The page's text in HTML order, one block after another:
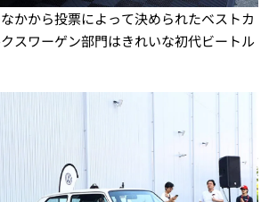
かから投票によって決められたベストカ
スワーゲン部門はきれいな初代ビートル